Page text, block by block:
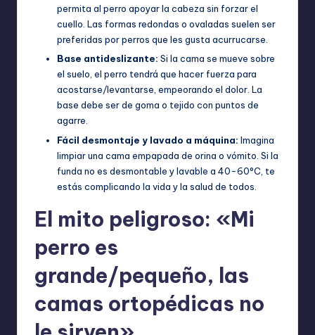
permita al perro apoyar la cabeza sin forzar el
cuello. Las formas redondas o ovaladas suelen ser
preferidas por perros que les gusta acurrucarse.
Base antideslizante: Si la cama se mueve sobre
el suelo, el perro tendrá que hacer fuerza para
acostarse/levantarse, empeorando el dolor. La
base debe ser de goma o tejido con puntos de
agarre.
Fácil desmontaje y lavado a máquina: Imagina
limpiar una cama empapada de orina o vómito. Si la
funda no es desmontable y lavable a 40-60°C, te
estás complicando la vida y la salud de todos.
El mito peligroso: «Mi
perro es
grande/pequeño, las
camas ortopédicas no